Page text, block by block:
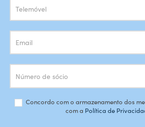
Concordo com o armazenamento dos
com a Política de